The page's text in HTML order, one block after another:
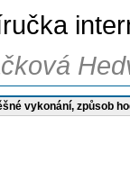
vykonání, způsob